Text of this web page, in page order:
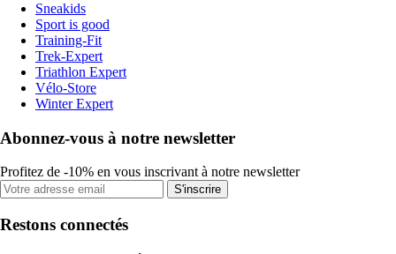
Sneakids
Sport is good
Training-Fit
Trek-Expert
Triathlon Expert
Vélo-Store
Winter Expert
Abonnez-vous à notre newsletter
Profitez de -10% en vous inscrivant à notre newsletter
S'inscrire
Restons connectés